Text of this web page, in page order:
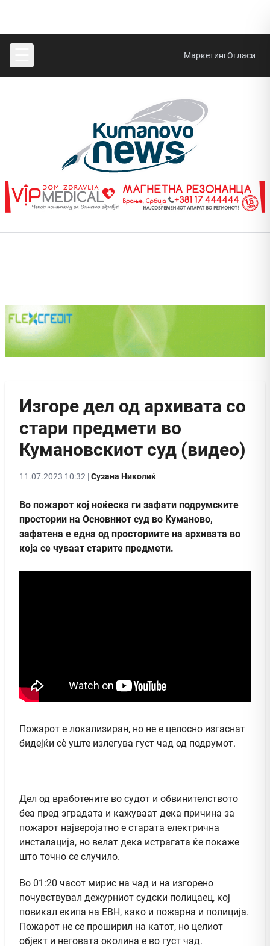
МаркетингОгласи
Изгоре дел од архивата со
стари предмети во
Кумановскиот суд (видео)
11.07.2023 10:32 |Сузана Николиќ
Во пожарот кој ноќеска ги зафати подрумските
простории на Основниот суд во Куманово,
зафатена е една од просториите на архивата во
која се чуваат старите предмети.
Пожарот е локализиран, но не е целосно изгаснат
бидејќи сè уште излегува густ чад од подрумот.
Дел од вработените во судот и обвинителството
беа пред зградата и кажуваат дека причина за
пожарот најверојатно е старата електрична
инсталација, но велат дека истрагата ќе покаже
што точно се случило.
Во 01:20 часот мирис на чад и на изгорено
почувствувал дежурниот судски полицаец, кој
повикал екипа на ЕВН, како и пожарна и полиција.
Пожарот не се проширил на катот, но целиот
објект и неговата околина е во густ чад.